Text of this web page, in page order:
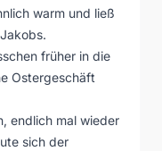
warm und ließ
früher in die
Ostergeschäft
endlich mal wieder
sich der